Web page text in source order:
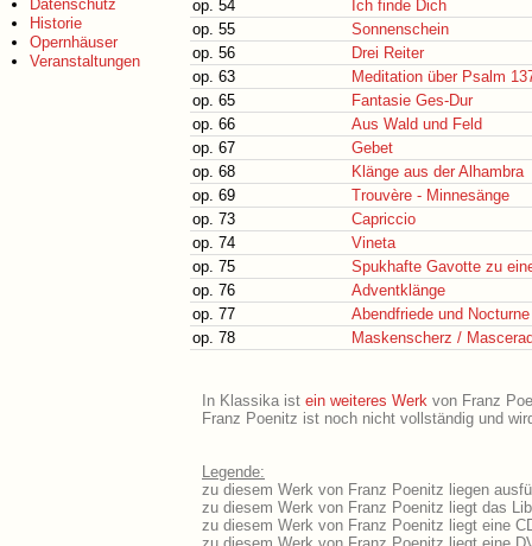
Datenschutz
Historie
Opernhäuser
Veranstaltungen
op. 54
Ich finde Dich
op. 55
Sonnenschein
op. 56
Drei Reiter
op. 63
Meditation über Psalm
op. 65
Fantasie Ges-Dur
op. 66
Aus Wald und Feld
op. 67
Gebet
op. 68
Klänge aus der Alhambra
op. 69
Trouvère - Minnesänge
op. 73
Capriccio
op. 74
Vineta
op. 75
Spukhafte Gavotte zu
op. 76
Adventklänge
op. 77
Abendfriede und Nocturne
op. 78
Maskenscherz /
In Klassika ist ein weiteres Werk von Franz
Franz Poenitz ist noch nicht vollständig und
Legende:
zu diesem Werk von Franz Poenitz liegen
zu diesem Werk von Franz Poenitz liegt das
zu diesem Werk von Franz Poenitz liegt eine